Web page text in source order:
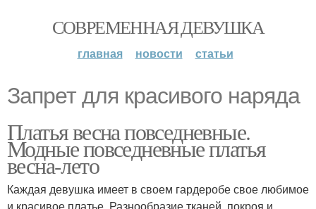
СОВРЕМЕННАЯ ДЕВУШКА
главная новости статьи
Запрет для красивого наряда
Платья весна повседневные.
Модные повседневные платья
весна-лето
Каждая девушка имеет в своем гардеробе свое любимое